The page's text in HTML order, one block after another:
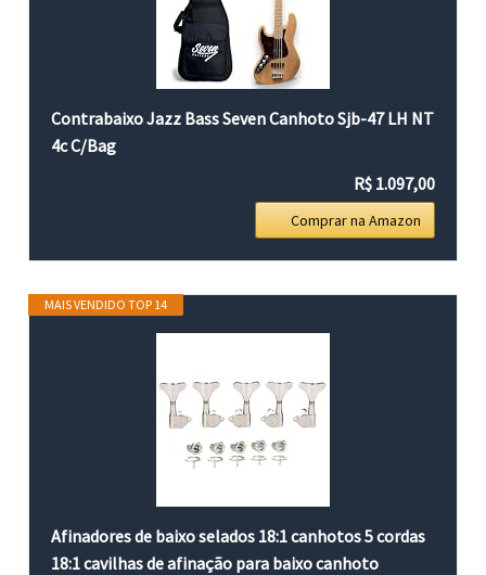
Contrabaixo Jazz Bass Seven Canhoto Sjb-47 LH NT
4c C/Bag
R$ 1.097,00
Comprar na Amazon
MAIS VENDIDO TOP 14
Afinadores de baixo selados 18:1 canhotos 5 cordas
18:1 cavilhas de afinação para baixo canhoto